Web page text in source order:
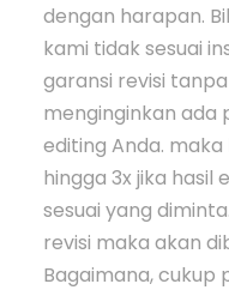
dengan harapan.
kami tidak sesuai
garansi revisi
menginginkan ada
editing Anda.
hingga 3x jika
sesuai yang
revisi maka akan
Bagaimana, cukup